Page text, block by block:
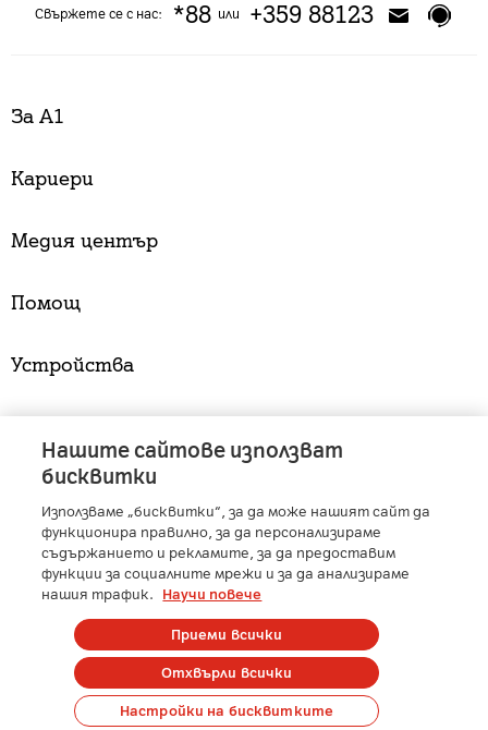
Свържете се с нас: *88или +359 88123
За А1
Кариери
Медия център
Помощ
Устройства
A1 Austria - A1 Croatia - A1 Serbia - A1 Belarus
A1 Bulgaria
- A1 Macedonia - A1 Slovenia
A1 Digital
- Member of A1 Group
Copyright © 2025 А1 България. | Protected by reCAPTCHA
Сметка Общи условия
Управление на лични данни
Карти на покритие Профилактики и аварии
Нашите сайтове използват
бисквитки
Използваме „бисквитки“, за да може нашият сайт да
функционира правилно, за да персонализираме
съдържанието и рекламите, за да предоставим
функции за социалните мрежи и за да анализираме
нашия трафик.
Научи повече
Настройки на бисквитките
Отхвърли всички
Приеми всички